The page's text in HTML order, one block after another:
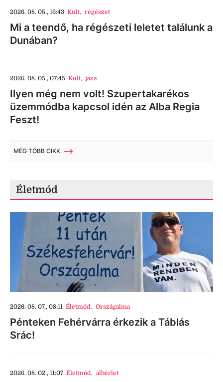
2026. 08. 05., 16:43 Kult, régészet
Mi a teendő, ha régészeti leletet találunk a
Dunában?
2026. 08. 05., 07:45 Kult, jazz
Ilyen még nem volt! Szupertakarékos
üzemmódba kapcsol idén az Alba Regia
Feszt!
MÉG TÖBB CIKK
Életmód
2026. 08. 07., 08:11 Életmód, Országalma
Pénteken Fehérvárra érkezik a Táblás
Srác!
2026. 08. 02., 11:07 Életmód, albérlet